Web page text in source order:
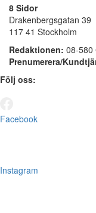
8 Sidor
Drakenbergsgatan 39
117 41 Stockholm
Redaktionen: 08-580
Prenumerera/
Följ oss:
Facebook
Instagram